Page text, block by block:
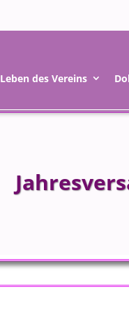
Leben des Vereins